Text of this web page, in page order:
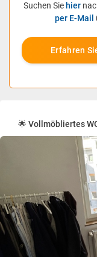
Suchen Sie hier
per E-Mail
Erfahren
🌟 Vollmöbliertes